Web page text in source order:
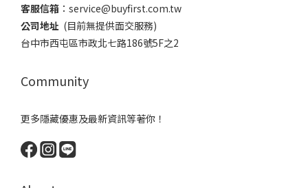
客服信箱 ：​service@buyfirst.com.tw
公司地址 (目前無提供面交服務) ​
台中市西屯區市政北七路186號5F之2
Community
更多隱藏優惠及最新資訊等著你！